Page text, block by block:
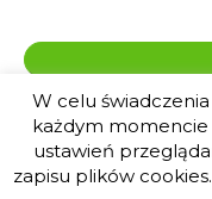
W celu
każdym
ustawień
zapisu plików